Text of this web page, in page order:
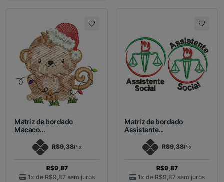
Matriz de bordado
Macaco...
R$9,38Pix
R$9,87
1x de R$9,87 sem juros
Matriz de bordado
Assistente...
R$9,38Pix
R$9,87
1x de R$9,87 sem juros